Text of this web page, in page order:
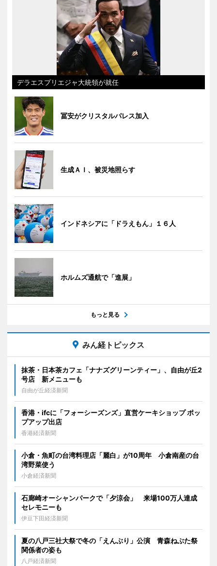
デラエスプリエジャ大統領が就任
冨安がクリスタルパレス加入
生成ＡＩ、被災地照らす
インドネシアに「ドラえもん」１６人
ホルムズ通航で「進展」
もっと見る
みん経トピックス
抹茶・日本茶カフェ「ナナズグリーンティー」、自由が丘2
号店 新メニューも
自由が丘経済新聞
香港・ifcに「フォーシーズンズ」直営ケーキショップ ポッ
プアップ出店
香港経済新聞
小倉・魚町の台湾料理店「麗白」が10周年 小倉南産の台
湾野菜使う
小倉経済新聞
石廊崎オーシャンパークで「夕涼会」 来場100万人達成
セレモニーも
伊豆下田経済新聞
夏の八戸三社大祭で冬の「えんぶり」公演 青森ねぶた祭
関係者の姿も
八戸経済新聞